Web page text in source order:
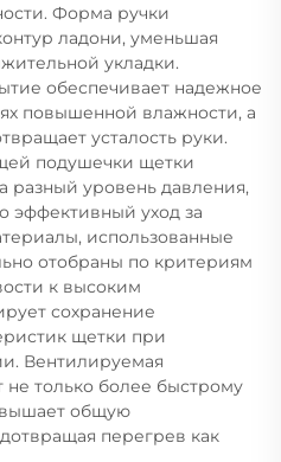
Форма ручки
ладони, уменьшая
укладки.
обеспечивает надежное
повышенной влажности, а
усталость руки.
подушечки щетки
разный уровень давления,
эффективный уход за
использованные
отобраны по критериям
к высоким
сохранение
щетки при
Вентилируемая
не только более быстрому
общую
перегрев как